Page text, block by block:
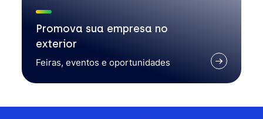
Promova sua empresa no
exterior
Feiras, eventos e oportunidades